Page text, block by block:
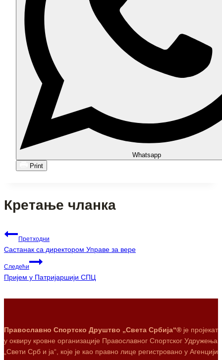
Whatsapp
Print
Кретање чланка
Претходни
Састанак са директором Управе за вере
Следећи
Пријем у Патријаршији СПЦ
Православно Спортско Друштво „Света Србија“® је пројекат
у оквиру кровне организације Православног Спортског Удружења
„Свети Срб и ја“, које је као правно лице регистровано у Агенцији